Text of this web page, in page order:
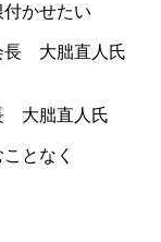
かせたい
大朏直人氏
となく